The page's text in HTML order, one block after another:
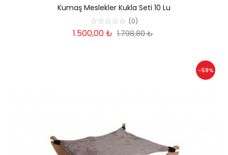
Kumaş Meslekler Kukla Seti 10 Lu
(0)
1.500,00 ₺ 1.798,80 ₺
-59%